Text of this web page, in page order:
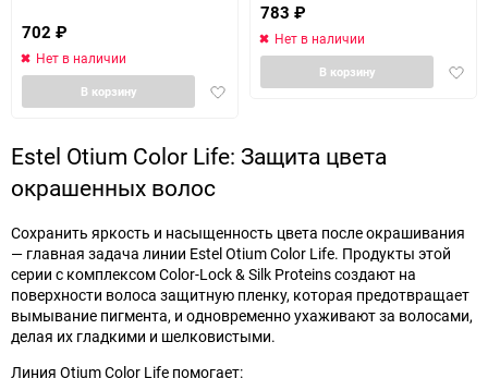
702 ₽
Нет в наличии
Добавить
В корзину
783 ₽
Нет в наличии
В корзину
Estel Otium Color Life: Защита цвета
окрашенных волос
Сохранить яркость и насыщенность цвета после окрашивания
— главная задача линии Estel Otium Color Life. Продукты этой
серии с комплексом Color-Lock & Silk Proteins создают на
поверхности волоса защитную пленку, которая предотвращает
вымывание пигмента, и одновременно ухаживают за волосами,
делая их гладкими и шелковистыми.
Линия Otium Color Life помогает: